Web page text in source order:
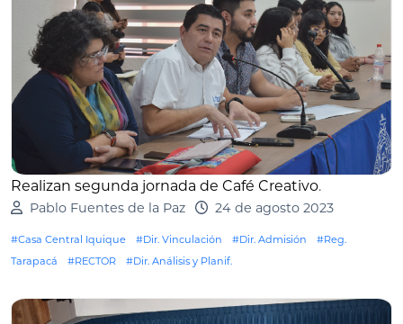
Realizan segunda jornada de Café Creativo.
Pablo Fuentes de la Paz 24 de agosto 2023
#Casa Central Iquique #Dir. Vinculación #Dir. Admisión
#Reg.
Tarapacá
#RECTOR #Dir. Análisis y Planif.